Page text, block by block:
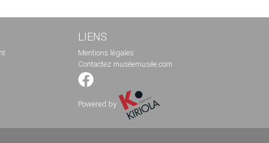
LIENS
Mentions légales
Contactez muséemusée.com
Powered by